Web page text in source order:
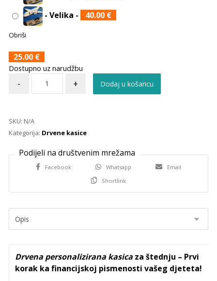
- Velika - 40.00 €
Obriši
25.00 €
Dostupno uz narudžbu
- + Dodaj u košaricu
SKU: N/A
Kategorija: Drvene kasice
Facebook Whatsapp
Email
Shortlink
Drvena personalizirana kasicaza štednju – Prvi
korak ka financijskoj pismenosti vašeg djeteta!